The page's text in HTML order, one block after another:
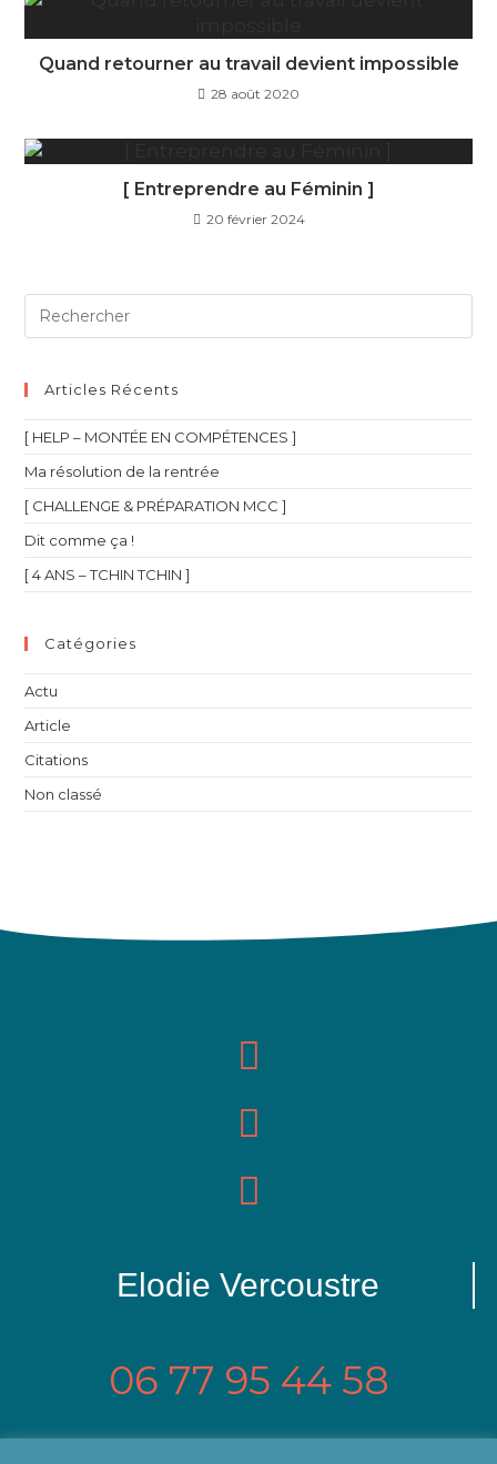
Quand retourner au travail devient impossible
28 août 2020
[ Entreprendre au Féminin ]
20 février 2024
Articles Récents
[ HELP – MONTÉE EN COMPÉTENCES ]
Ma résolution de la rentrée
[ CHALLENGE & PRÉPARATION MCC ]
Dit comme ça !
[ 4 ANS – TCHIN TCHIN ]
Catégories
Actu
Article
Citations
Non classé
Elodie Vercoustre
06 77 95 44 58